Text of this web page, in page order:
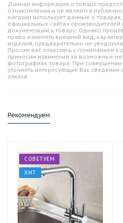
Данная информация о товаре
ознакомления и не является
магазин использует данные о
официальных сайтах производителей
документации к товару. Однако
право изменять внешний вид,
изделий, предварительно не
Просим вас отнестись с пониманием к
приносим извинения за возможные
фотографиях товара. При совершении
уточнять интересующие Вас
заказа.
Рекомендуем
СОВЕТУЕМ
ХИТ